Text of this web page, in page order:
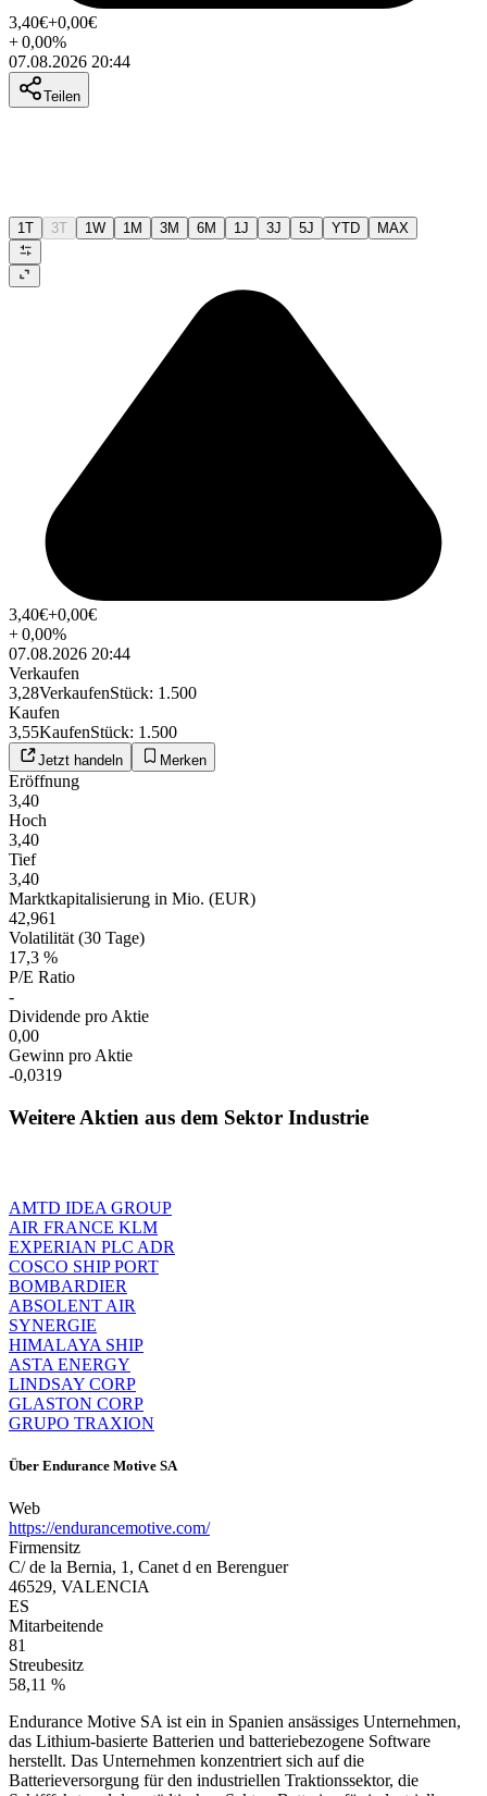
3,40€+0,00€
+0,00%
07.08.2026 20:44
Teilen
1T 3T 1W 1M 3M 6M 1J 3J 5J YTD MAX
3,40€+0,00€
+0,00%
07.08.2026 20:44
Verkaufen
3,28VerkaufenStück: 1.500
Kaufen
3,55KaufenStück: 1.500
Jetzt handeln Merken
Eröffnung
3,40
Hoch
3,40
Tief
3,40
Marktkapitalisierung in Mio. (EUR)
42,961
Volatilität (30 Tage)
17,3 %
P/E Ratio
-
Dividende pro Aktie
0,00
Gewinn pro Aktie
-0,0319
Weitere Aktien aus dem Sektor Industrie
AMTD IDEA GROUP
AIR FRANCE KLM
EXPERIAN PLC ADR
COSCO SHIP PORT
BOMBARDIER
ABSOLENT AIR
SYNERGIE
HIMALAYA SHIP
ASTA ENERGY
LINDSAY CORP
GLASTON CORP
GRUPO TRAXION
Über Endurance Motive SA
Web
https://endurancemotive.com/
Firmensitz
C/ de la Bernia, 1, Canet d en Berenguer
46529, VALENCIA
ES
Mitarbeitende
81
Streubesitz
58,11 %
Endurance Motive SA ist ein in Spanien ansässiges Unternehmen,
das Lithium-basierte Batterien und batteriebezogene Software
herstellt. Das Unternehmen konzentriert sich auf die
Batterieversorgung für den industriellen Traktionssektor, die